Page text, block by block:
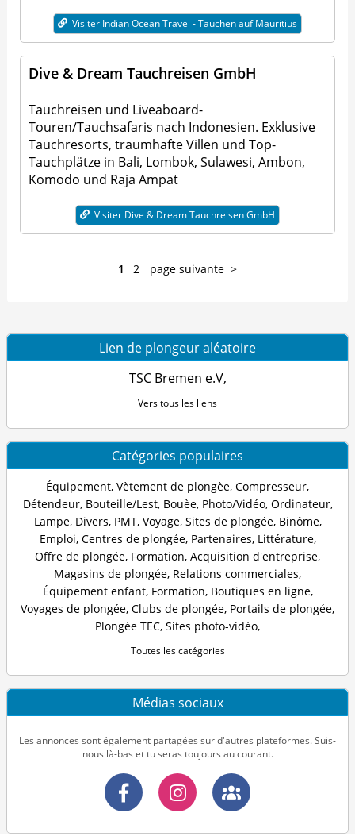
Visiter Indian Ocean Travel - Tauchen auf Mauritius
Dive & Dream Tauchreisen GmbH
Tauchreisen und Liveaboard-
Touren/Tauchsafaris nach Indonesien. Exklusive
Tauchresorts, traumhafte Villen und Top-
Tauchplätze in Bali, Lombok, Sulawesi, Ambon,
Komodo und Raja Ampat
Visiter Dive & Dream Tauchreisen GmbH
1 2 page suivante
Lien de plongeur aléatoire
TSC Bremen e.V,
Vers tous les liens
Catégories populaires
Équipement, Vètement de plongèe, Compresseur,
Détendeur, Bouteille/Lest, Bouèe, Photo/Vidéo, Ordinateur,
Lampe, Divers, PMT, Voyage, Sites de plongée, Binôme,
Emploi, Centres de plongée, Partenaires, Littérature,
Offre de plongée, Formation, Acquisition d'entreprise,
Magasins de plongée, Relations commerciales,
Équipement enfant, Formation, Boutiques en ligne,
Voyages de plongée, Clubs de plongée, Portails de plongée,
Plongée TEC, Sites photo-vidéo,
Toutes les catégories
Médias sociaux
Les annonces sont également partagées sur d'autres plateformes. Suis-
nous là-bas et tu seras toujours au courant.